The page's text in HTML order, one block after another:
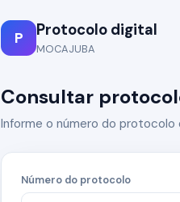
P Protocolo digital
MOCAJUBA
Consultar
Informe o número do protocolo
Número do protocolo